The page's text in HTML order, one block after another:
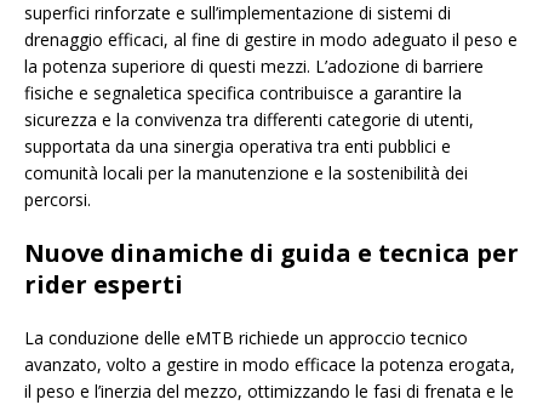
superfici rinforzate e sull’implementazione di sistemi di
drenaggio efficaci, al fine di gestire in modo adeguato il peso e
la potenza superiore di questi mezzi. L’adozione di barriere
fisiche e segnaletica specifica contribuisce a garantire la
sicurezza e la convivenza tra differenti categorie di utenti,
supportata da una sinergia operativa tra enti pubblici e
comunità locali per la manutenzione e la sostenibilità dei
percorsi.
Nuove dinamiche di guida e tecnica per
rider esperti
La conduzione delle eMTB richiede un approccio tecnico
avanzato, volto a gestire in modo efficace la potenza erogata,
il peso e l’inerzia del mezzo, ottimizzando le fasi di frenata e le